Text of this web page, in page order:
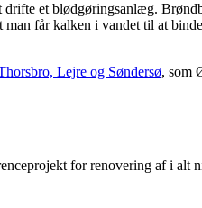
drifte et blødgøringsanlæg.
får kalken i vandet til at
Lejre og Søndersø, som
for renovering af i alt